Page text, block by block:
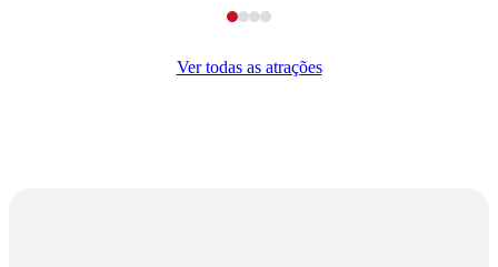
Ver todas as atrações